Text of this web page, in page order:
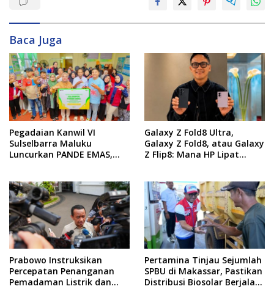
Baca Juga
Pegadaian Kanwil VI
Sulselbarra Maluku
Luncurkan PANDE EMAS,
Galaxy Z Fold8 Ultra,
Galaxy Z Fold8, atau Galaxy
Z Flip8: Mana HP Lipat
Prabowo Instruksikan
Percepatan Penanganan
Pemadaman Listrik dan
Pertamina Tinjau Sejumlah
SPBU di Makassar, Pastikan
Distribusi Biosolar Berjalan